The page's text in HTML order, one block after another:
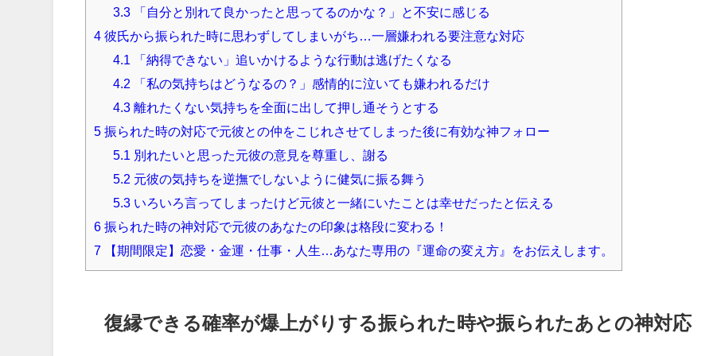
3.3 「自分と別れて良かったと思ってるのかな？」と不安に感じる
4 彼氏から振られた時に思わずしてしまいがち…一層嫌われる要注意な対応
4.1 「納得できない」追いかけるような行動は逃げたくなる
4.2 「私の気持ちはどうなるの？」感情的に泣いても嫌われるだけ
4.3 離れたくない気持ちを全面に出して押し通そうとする
5 振られた時の対応で元彼との仲をこじれさせてしまった後に有効な神フォロー
5.1 別れたいと思った元彼の意見を尊重し、謝る
5.2 元彼の気持ちを逆撫でしないように健気に振る舞う
5.3 いろいろ言ってしまったけど元彼と一緒にいたことは幸せだったと伝える
6 振られた時の神対応で元彼のあなたの印象は格段に変わる！
7 【期間限定】恋愛・金運・仕事・人生…あなた専用の『運命の変え方』をお伝えします。
復縁できる確率が爆上がりする振られた時や振られたあとの神対応